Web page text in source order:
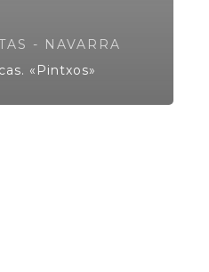
- NAVARRA
«Pintxos»